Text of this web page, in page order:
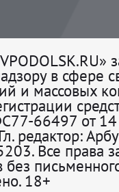
в сфере
и массовых
66497 от 14
редактор:
Все права
18+